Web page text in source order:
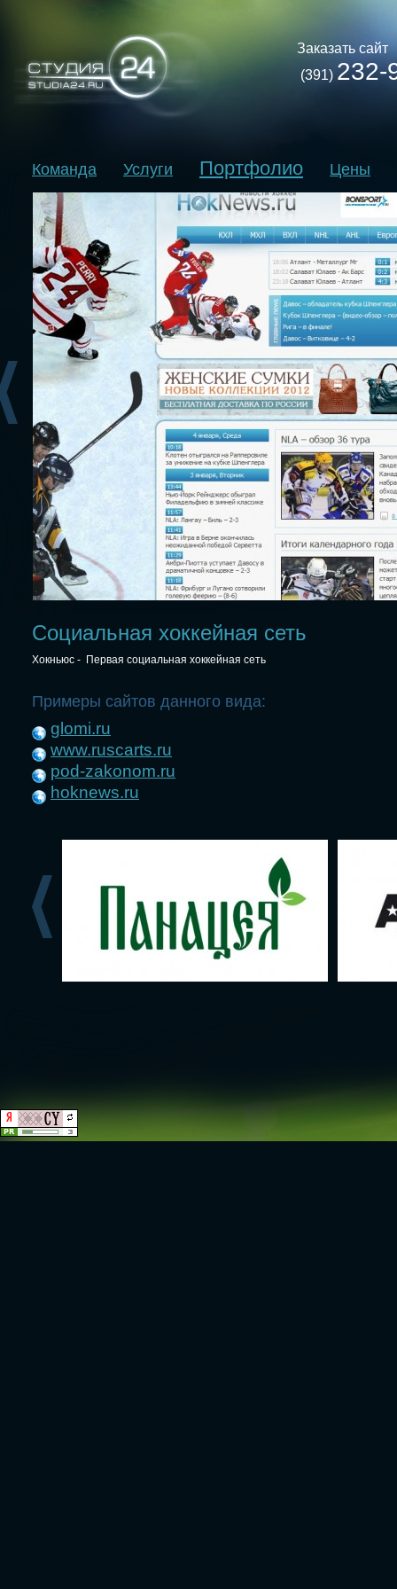
Заказать сайт
(391) 232-
Команда Услуги Портфолио Цены
Социальная хоккейная сеть
Хокньюс - Первая социальная хоккейная сеть
Примеры сайтов данного вида:
glomi.ru
www.ruscarts.ru
pod-zakonom.ru
hoknews.ru